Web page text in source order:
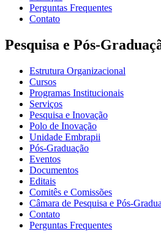
Perguntas Frequentes
Contato
Pesquisa e Pós-
Estrutura Organizacional
Cursos
Programas Institucionais
Serviços
Pesquisa e Inovação
Polo de Inovação
Unidade Embrapii
Pós-Graduação
Eventos
Documentos
Editais
Comitês e Comissões
Câmara de Pesquisa e Pós-
Contato
Perguntas Frequentes